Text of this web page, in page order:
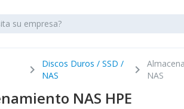
chevron_right
Discos Duros / SSD /
NAS
chevron_right
NAS
NAS HPE